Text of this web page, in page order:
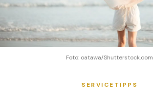
Foto: oatawa/Shutterstock.com
SERVICETIPPS